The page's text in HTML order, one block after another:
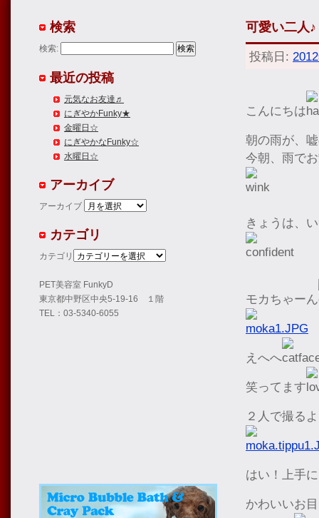
可愛い二人♪
投稿日:
こんにちは
朝の雨が、
今朝、雨で
きょうは、
モカちゃーん
えへへ
笑ってます
２人で撮る
はい！上手
かわいいお
検索
検索:
最近の投稿
元気なお友達♬
にぎやかFunky★
金曜日☆
にぎやかなFunky☆
水曜日☆
アーカイブ
アーカイブ
カテゴリ
カテゴリ
PET美容室 FunkyD
東京都中野区中央5-19-16 １階
TEL：03-5340-6055